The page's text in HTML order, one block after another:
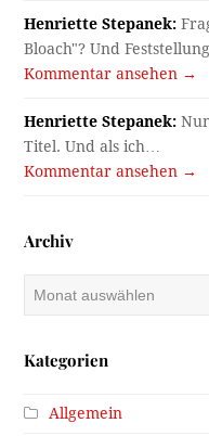
Henriette Stepanek:
Bloach"? Und
Kommentar ansehen →
Henriette Stepanek:
Titel. Und als ich…
Kommentar ansehen →
Archiv
Archiv
Kategorien
Allgemein